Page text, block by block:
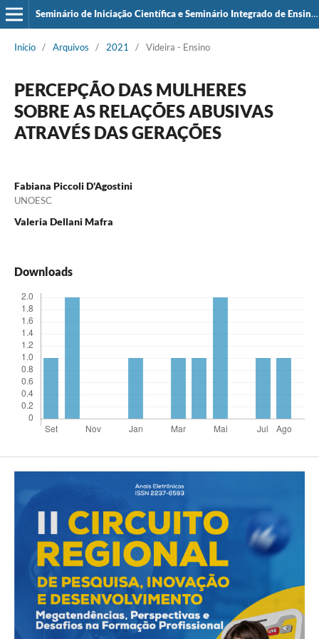
Seminário de Iniciação Científica e Seminário Integrado de Ensino, Pesquisa e Extensão (SIEPE)
Início / Arquivos / 2021 / Videira - Ensino
PERCEPÇÃO DAS MULHERES
SOBRE AS RELAÇÕES ABUSIVAS
ATRAVÉS DAS GERAÇÕES
Fabiana Piccoli D'Agostini
UNOESC
Valeria Dellani Mafra
Downloads